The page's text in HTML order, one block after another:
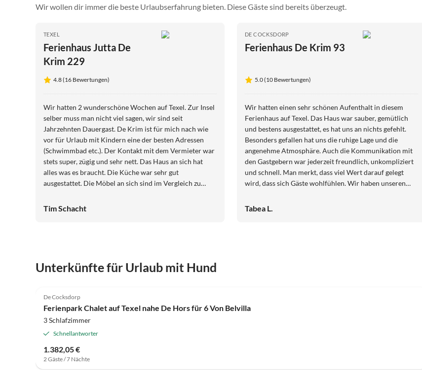
Wir wollen dir immer die beste Urlaubserfahrung bieten. Diese Gäste sind bereits überzeugt.
TEXEL
Ferienhaus Jutta De
Krim 229
4.8 (16 Bewertungen)
Wir hatten 2 wunderschöne Wochen auf Texel. Zur Insel
selber muss man nicht viel sagen, wir sind seit
Jahrzehnten Dauergast. De Krim ist für mich nach wie
vor für Urlaub mit Kindern eine der besten Adressen
(Schwimmbad etc.). Der Kontakt mit dem Vermieter war
stets super, zügig und sehr nett. Das Haus an sich hat
alles was es braucht. Die Küche war sehr gut
ausgestattet. Die Möbel an sich sind im Vergleich zu
einem sehr guten Zustand. Wir würden das Haus Jutta
Tim Schacht
DE COCKSDORP
Ferienhaus De Krim 93
5.0 (10 Bewertungen)
Wir hatten einen sehr schönen Aufenthalt in diesem
Ferienhaus auf Texel. Das Haus war sauber, gemütlich
und bestens ausgestattet, es hat uns an nichts gefehlt.
Besonders gefallen hat uns die ruhige Lage und die
angenehme Atmosphäre. Auch die Kommunikation mit
den Gastgebern war jederzeit freundlich, unkompliziert
und schnell. Man merkt, dass viel Wert darauf gelegt
wird, dass sich Gäste wohlfühlen. Wir haben unseren
jederzeit weiterempfehlen.
Tabea L.
Unterkünfte für Urlaub mit Hund
De Cocksdorp
Ferienpark Chalet auf Texel nahe De Hors für 6 Von Belvilla
3 Schlafzimmer
Schnellantworter
1.382,05 €
2 Gäste / 7 Nächte